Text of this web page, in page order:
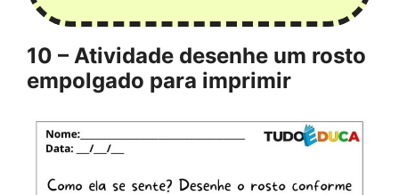
10 – Atividade desenhe um rosto
empolgado para imprimir